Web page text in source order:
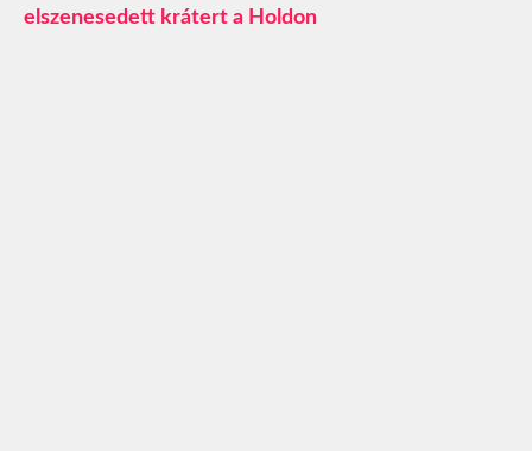
elszenesedett krátert a Holdon